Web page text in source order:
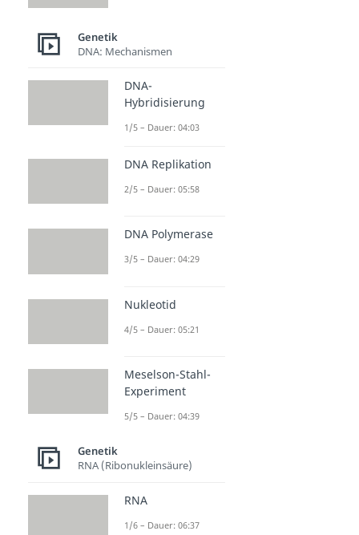
Genetik
DNA: Mechanismen
DNA-
Hybridisierung
1/5 – Dauer: 04:03
DNA Replikation
2/5 – Dauer: 05:58
DNA Polymerase
3/5 – Dauer: 04:29
Nukleotid
4/5 – Dauer: 05:21
Meselson-Stahl-
Experiment
5/5 – Dauer: 04:39
Genetik
RNA (Ribonukleinsäure)
RNA
1/6 – Dauer: 06:37